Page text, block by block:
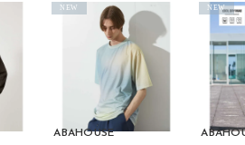
ABAHOUSE
NEW NEW